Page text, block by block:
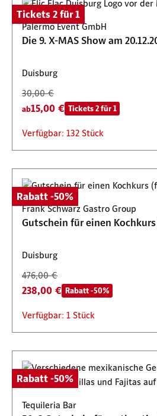
Tickets 2 für 1
Palermo Event GmbH
Die 9. X-MAS Show am
Duisburg
30,00 €
ab15,00 € Tickets 2 für 1
Verfügbar: 132 Stück
Rabatt -50%
Frank Schwarz Gastro Group
Gutschein für einen
Duisburg
476,00 €
238,00 € Rabatt -50%
Verfügbar: 1 Stück
Rabatt -50%
Tequileria Bar